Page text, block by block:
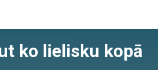
ko lielisku kopā